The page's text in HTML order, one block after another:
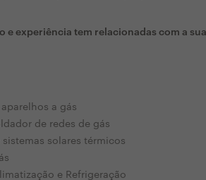
e experiência tem relacionadas com a
a gás
de redes de gás
sistemas solares térmicos
e Refrigeração